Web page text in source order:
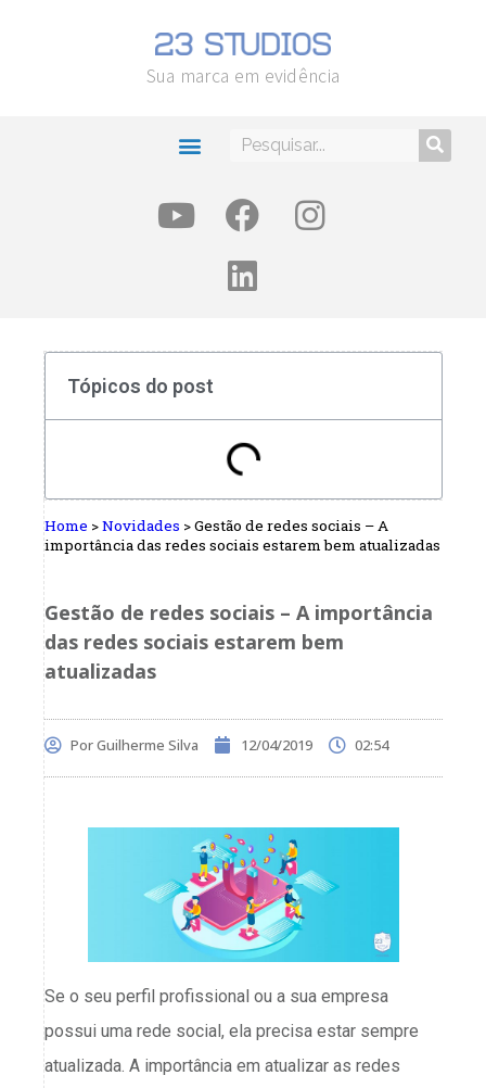
Sua marca em evidência
Tópicos do post
Home >Novidades >Gestão de redes sociais – A
importância das redes sociais estarem bem atualizadas
Gestão de redes sociais – A importância
das redes sociais estarem bem
atualizadas
PorGuilherme Silva 12/04/2019 02:54
Se o seu perfil profissional ou a sua empresa
possui uma rede social, ela precisa estar sempre
atualizada. A importância em atualizar as redes